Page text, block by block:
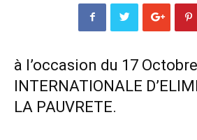
à l’occasion du 17
INTERNATIONALE
LA PAUVRETE.